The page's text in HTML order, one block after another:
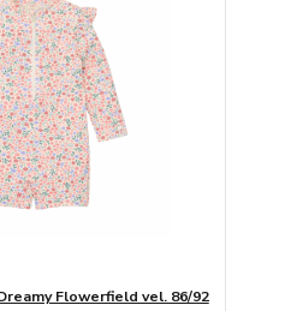
Flowerfield vel. 86/92